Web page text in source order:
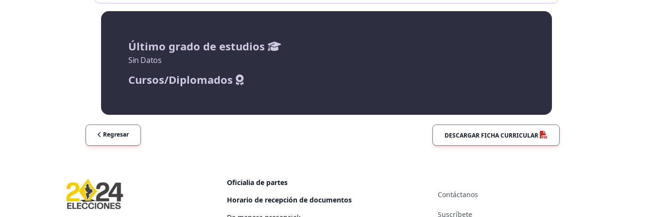
Último grado de estudios
Sin Datos
Cursos/Diplomados
Regresar DESCARGAR FICHA CURRICULAR
Oficialia de partes
Horario de recepción de documentos
Contáctanos
Suscríbete